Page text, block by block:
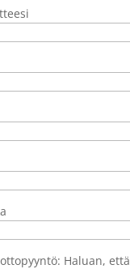
Haluan,